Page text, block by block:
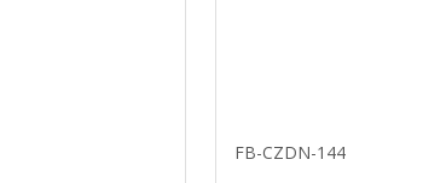
FB-CZDN-144